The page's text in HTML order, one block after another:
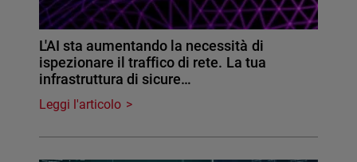
L'AI sta aumentando la necessità di
ispezionare il traffico di rete. La tua
infrastruttura di sicure…
Leggi l'articolo